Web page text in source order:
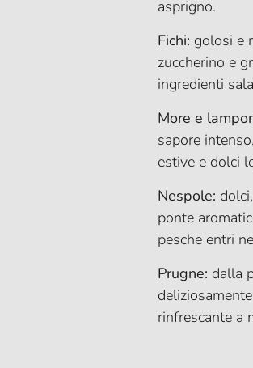
asprigno.
Fichi: golosi e
zuccherino e
ingredienti
More e
sapore
estive e dolci
Nespole:
ponte
pesche entri
Prugne: dalla
rinfrescante a